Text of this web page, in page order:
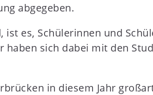
abgegeben.
es, Schülerinnen und
sich dabei mit den
in diesem Jahr